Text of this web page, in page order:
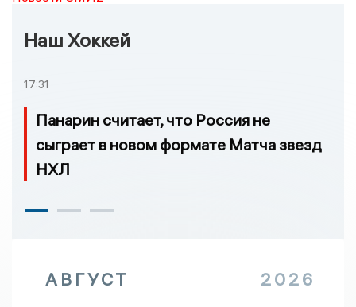
Наш Хоккей
17:31
Панарин считает, что Россия не
сыграет в новом формате Матча звезд
НХЛ
АВГУСТ 2026